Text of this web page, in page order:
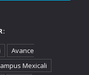
Avance
Mexicali